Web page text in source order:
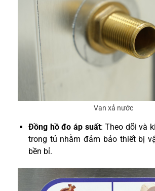
Van xả nước
Đồng hồ đo áp suất: Theo dõi và
trong tủ nhằm đảm bảo thiết bị
bền bỉ.